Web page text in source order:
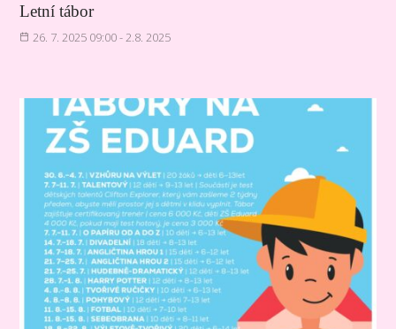
Letní tábor
26. 7. 2025 09:00 - 2.8. 2025